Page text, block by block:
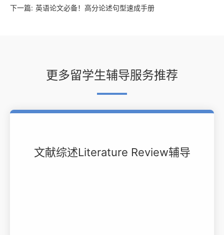
下一篇: 英语论文必备！高分论述句型速成手册
更多留学生辅导服务推荐
文献综述Literature Review辅导